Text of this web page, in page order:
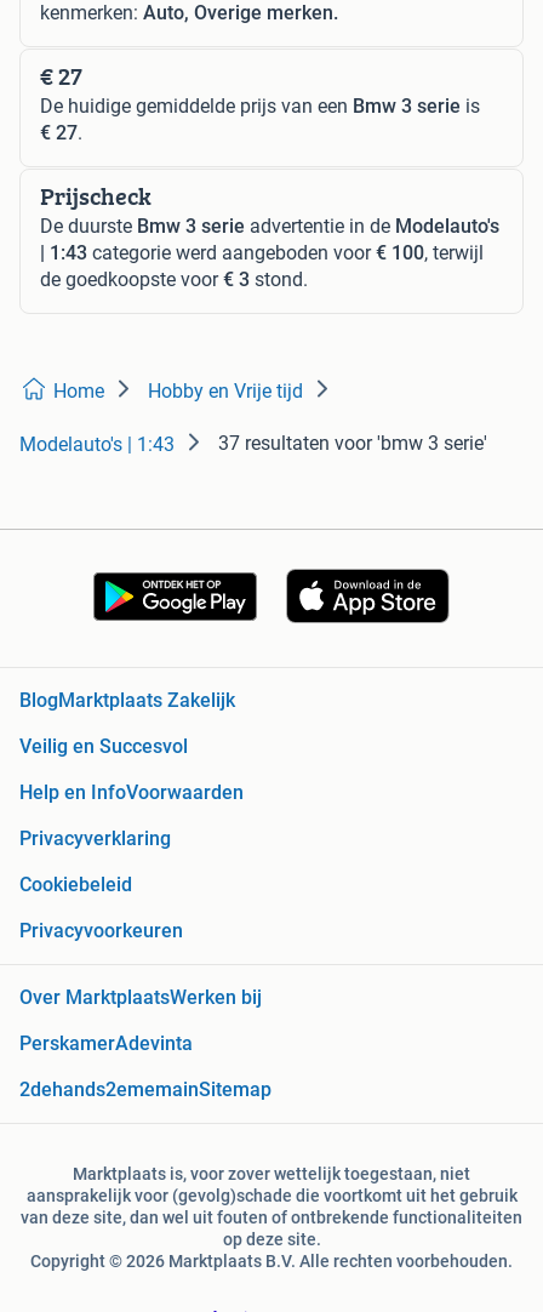
kenmerken: Auto, Overige merken.
€ 27
De huidige gemiddelde prijs van een Bmw 3 serie is
€ 27.
Prijscheck
De duurste Bmw 3 serie advertentie in de Modelauto's
| 1:43 categorie werd aangeboden voor€ 100, terwijl
de goedkoopste voor€ 3 stond.
Home Hobby en Vrije tijd
Modelauto's | 1:43 37 resultaten voor 'bmw 3 serie'
Blog Marktplaats Zakelijk
Veilig en Succesvol
Help en InfoVoorwaarden
Privacyverklaring
Cookiebeleid
Privacyvoorkeuren
Over MarktplaatsWerken bij
PerskamerAdevinta
2dehands2ememainSitemap
Marktplaats is, voor zover wettelijk toegestaan, niet
aansprakelijk voor (gevolg)schade die voortkomt uit het gebruik
van deze site, dan wel uit fouten of ontbrekende functionaliteiten
op deze site.
Copyright © 2026 Marktplaats B.V. Alle rechten voorbehouden.